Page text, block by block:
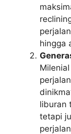
hingga
liburan
tetapi